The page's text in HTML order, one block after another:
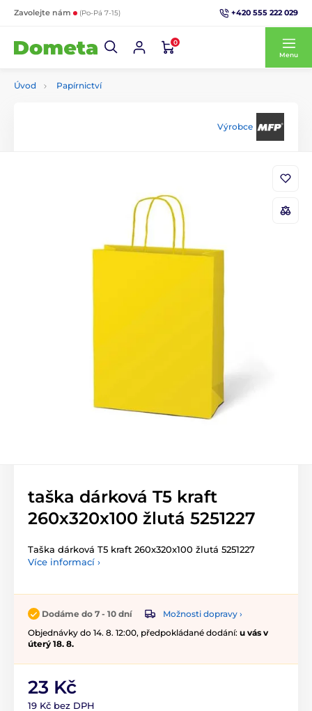
Zavolejte nám (Po-Pá 7-15) +420 555 222 029
0
Menu
Úvod Papírnictví
Výrobce
taška dárková T5 kraft
260x320x100 žlutá 5251227
Taška dárková T5 kraft 260x320x100 žlutá 5251227
Více informací ›
Dodáme do 7 - 10 dní
Možnosti dopravy ›
Objednávky do 14. 8. 12:00, předpokládané dodání: u vás v
úterý 18. 8.
23 Kč
19 Kč bez DPH